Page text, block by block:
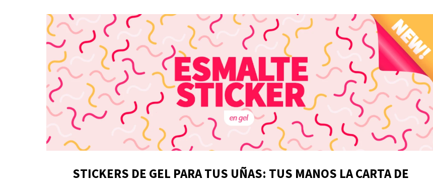
STICKERS DE GEL PARA TUS UÑAS: TUS MANOS LA CARTA DE